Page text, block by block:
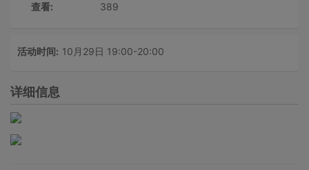
查看:
389
活动时间: 10月29日 19:00-20:00
详细信息